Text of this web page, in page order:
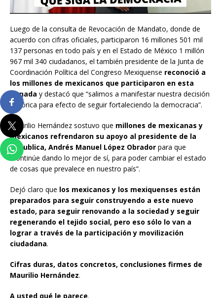
Luego de la consulta de Revocación de Mandato, donde de
acuerdo con cifras oficiales, participaron 16 millones 501 mil
137 personas en todo país y en el Estado de México 1 millón
967 mil 340 ciudadanos, el también presidente de la Junta de
Coordinación Política del Congreso Mexiquense reconoció a
los millones de mexicanos que participaron en esta
jornada y destacó que “salimos a manifestar nuestra decisión
histórica para efecto de seguir fortaleciendo la democracia”.
Maurilio Hernández sostuvo que millones de mexicanas y
mexicanos refrendaron su apoyo al presidente de la
Republica, Andrés Manuel López Obrador para que
“continúe dando lo mejor de sí, para poder cambiar el estado
de cosas que prevalece en nuestro país”.
Dejó claro que los mexicanos y los mexiquenses están
preparados para seguir construyendo a este nuevo
estado, para seguir renovando a la sociedad y seguir
regenerando el tejido social, pero eso sólo lo van a
lograr a través de la participación y movilización
ciudadana.
Cifras duras, datos concretos, conclusiones firmes de
Maurilio Hernández.
A usted qué le parece.